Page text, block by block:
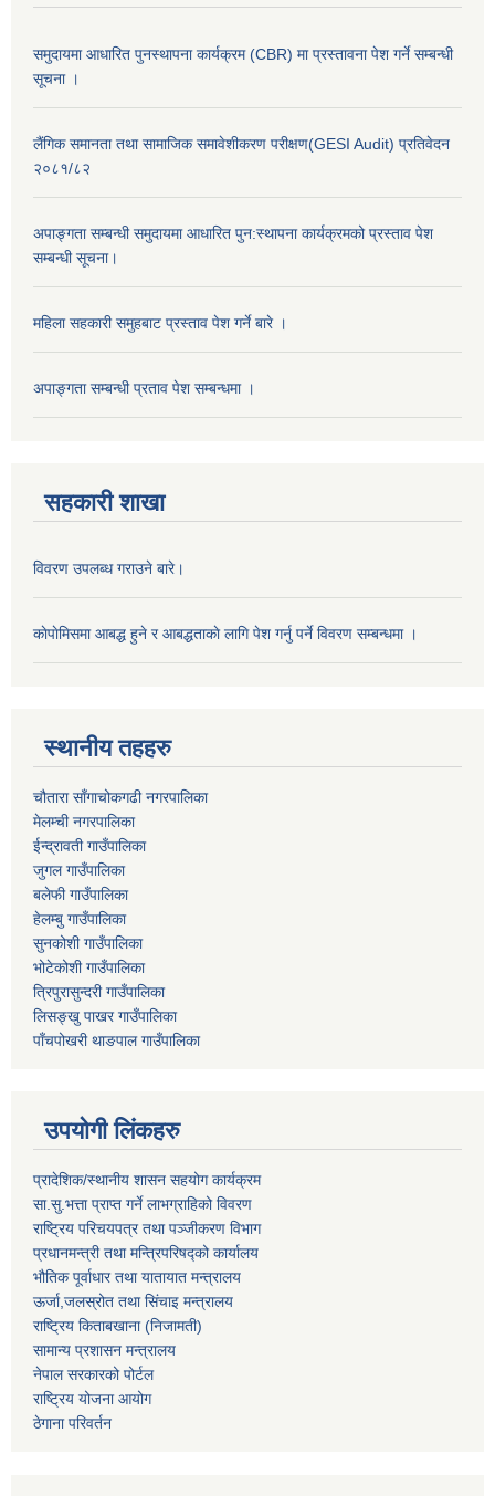
समुदायमा आधारित पुनस्थापना कार्यक्रम (CBR) मा प्रस्तावना पेश गर्ने सम्बन्धी
सूचना ।
लैंगिक समानता तथा सामाजिक समावेशीकरण परीक्षण(GESI Audit) प्रतिवेदन
२०८१/८२
अपाङ्गता सम्बन्धी समुदायमा आधारित पुन:स्थापना कार्यक्रमको प्रस्ताव पेश
सम्बन्धी सूचना।
महिला सहकारी समुहबाट प्रस्ताव पेश गर्ने बारे ।
अपाङ्गता सम्बन्धी प्रताव पेश सम्बन्धमा ।
सहकारी शाखा
विवरण उपलब्ध गराउने बारे।
काेपाेमिसमा आबद्ध हुने र आबद्धताकाे लागि पेश गर्नु पर्ने विवरण सम्बन्धमा ।
स्थानीय तहहरु
चौतारा साँगाचोकगढी नगरपालिका
मेलम्ची नगरपालिका
ईन्द्रावती गाउँपालिका
जुगल गाउँपालिका
बलेफी गाउँपालिका
हेलम्बु गाउँपालिका
सुनकोशी गाउँपालिका
भोटेकोशी गाउँपालिका
त्रिपुरासुन्दरी गाउँपालिका
लिसङ्खु पाखर गाउँपालिका
पाँचपोखरी थाङपाल गाउँपालिका
उपयोगी लिंकहरु
प्रादेशिक/स्थानीय शासन सहयोग कार्यक्रम
सा.सु.भत्ता प्राप्त गर्ने लाभग्राहिको विवरण
राष्ट्रिय परिचयपत्र तथा पञ्‍जीकरण विभाग
प्रधानमन्त्री तथा मन्त्रिपरिषद्को कार्यालय
भौतिक पूर्वाधार तथा यातायात मन्त्रालय
ऊर्जा,जलस्रोत तथा सिंचाइ मन्त्रालय
राष्ट्रिय किताबखाना (निजामती)
सामान्य प्रशासन मन्त्रालय
नेपाल सरकारको पोर्टल
राष्ट्रिय योजना आयोग
ठेगाना परिवर्तन